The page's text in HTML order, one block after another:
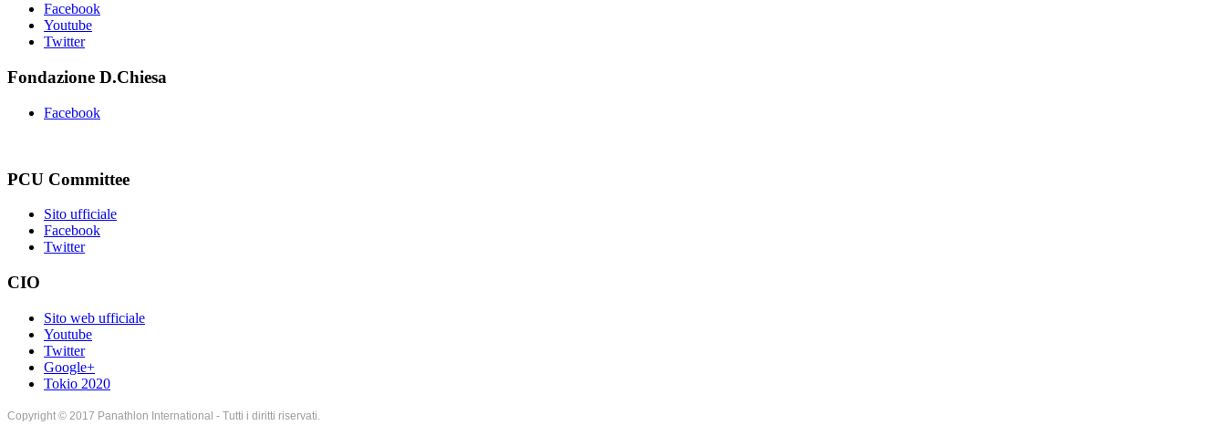
Facebook
Youtube
Twitter
Fondazione D.Chiesa
Facebook
PCU Committee
Sito ufficiale
Facebook
Twitter
CIO
Sito web ufficiale
Youtube
Twitter
Google+
Tokio 2020
Copyright © 2017 Panathlon International - Tutti i diritti riservati.